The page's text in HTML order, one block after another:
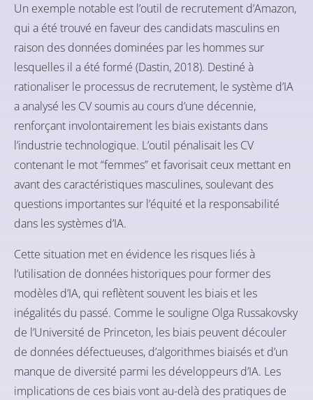
Un exemple notable est l’outil de recrutement d’Amazon,
qui a été trouvé en faveur des candidats masculins en
raison des données dominées par les hommes sur
lesquelles il a été formé (Dastin, 2018). Destiné à
rationaliser le processus de recrutement, le système d’IA
a analysé les CV soumis au cours d’une décennie,
renforçant involontairement les biais existants dans
l’industrie technologique. L’outil pénalisait les CV
contenant le mot “femmes” et favorisait ceux mettant en
avant des caractéristiques masculines, soulevant des
questions importantes sur l’équité et la responsabilité
dans les systèmes d’IA.
Cette situation met en évidence les risques liés à
l’utilisation de données historiques pour former des
modèles d’IA, qui reflètent souvent les biais et les
inégalités du passé. Comme le souligne Olga Russakovsky
de l’Université de Princeton, les biais peuvent découler
de données défectueuses, d’algorithmes biaisés et d’un
manque de diversité parmi les développeurs d’IA. Les
implications de ces biais vont au-delà des pratiques de